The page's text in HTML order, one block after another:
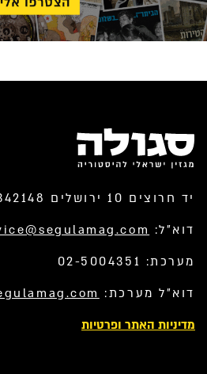
יד חרוצים 10 ירושלים 9342148
דוא”ל:
מערכת: 02-5004351
דוא”ל מערכת:
מדיניות האתר ופרטיות